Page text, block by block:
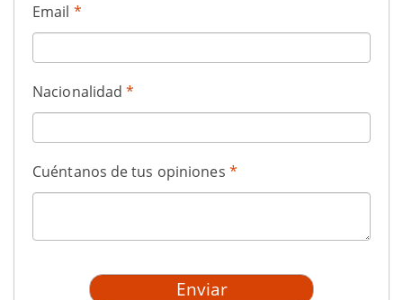
Email *
Nacionalidad*
Cuéntanos de tus opiniones *